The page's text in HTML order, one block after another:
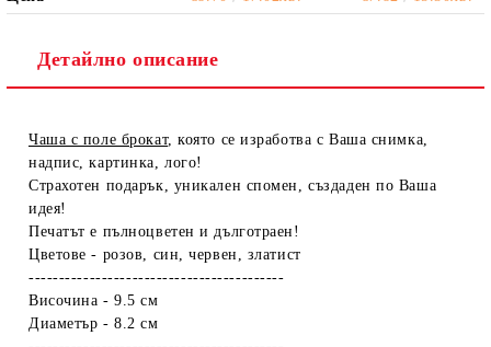
Детайлно описание
Чаша с поле брокат, която се изработва с Ваша снимка,
надпис, картинка, лого!
Страхотен подарък, уникален спомен, създаден по Ваша
идея!
Печатът е пълноцветен и дълготраен!
Цветове - розов, син, червен, златист
------------------------------------------
Височина - 9.5 см
Диаметър - 8.2 см